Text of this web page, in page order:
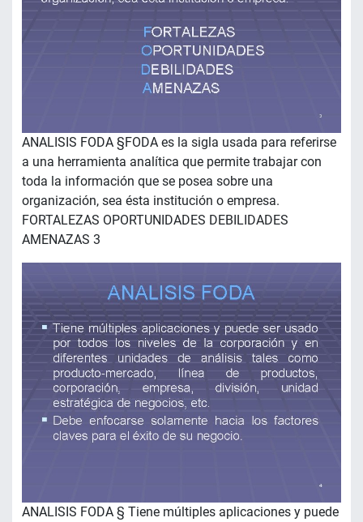
ANALISIS FODA §FODA es la sigla usada para referirse
a una herramienta analítica que permite trabajar con
toda la información que se posea sobre una
organización, sea ésta institución o empresa.
FORTALEZAS OPORTUNIDADES DEBILIDADES
AMENAZAS 3
ANALISIS FODA § Tiene múltiples aplicaciones y puede